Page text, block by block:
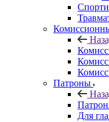
Патроны
Для